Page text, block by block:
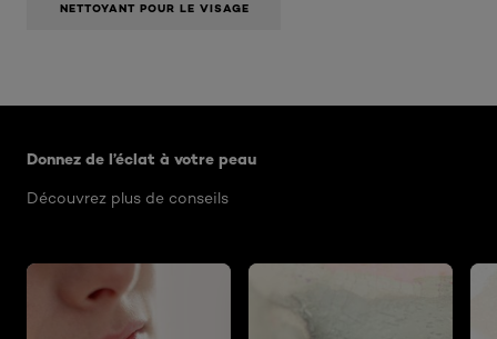
NETTOYANT POUR LE VISAGE
Donnez de l’éclat à votre peau
Découvrez plus de conseils